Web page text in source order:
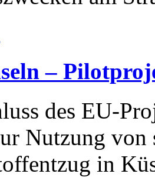
–
des EU-
Nutzung von
in